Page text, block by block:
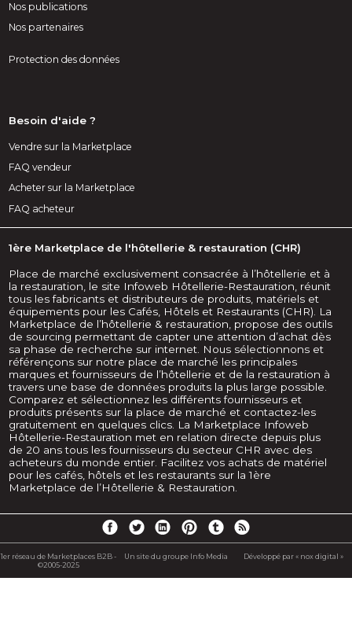
Nos publications
Nos partenaires
Protection des données
Besoin d'aide ?
Vendre sur la Marketplace
FAQ vendeur
Acheter sur la Marketplace
FAQ acheteur
1ère Marketplace de l'hôtellerie & restauration (CHR)
Place de marché exclusivement consacrée à l’hôtellerie et à
la restauration, le site Infoweb Hôtellerie-Restauration, réunit
tous les fabricants et distributeurs de produits, matériels et
équipements pour les Cafés, Hôtels et Restaurants (CHR). La
Marketplace de l’hôtellerie & restauration, propose des outils
de sourcing permettant de capter une attention d’achat dès
sa phase de recherche sur internet. Nous sélectionnons et
référençons sur notre place de marché les principales
marques et fournisseurs de l’hôtellerie et de la restauration à
travers une base de données produits la plus large possible.
Comparez et sélectionnez les différents fournisseurs et
produits présents sur la place de marché et contactez-les
gratuitement en quelques clics. La Marketplace Infoweb
Hôtellerie-Restauration met en relation directe depuis plus
de 20 ans tous les fournisseurs du secteur CHR avec des
acheteurs du monde entier. Facilitez vos achats de matériel
pour les cafés, hôtels et les restaurants sur la 1ère
Marketplace de l’Hôtellerie & Restauration.
1er réseau de Marketplaces B2B -
©2005-2025
Un site du groupe Info Media Développé par « nox digital »